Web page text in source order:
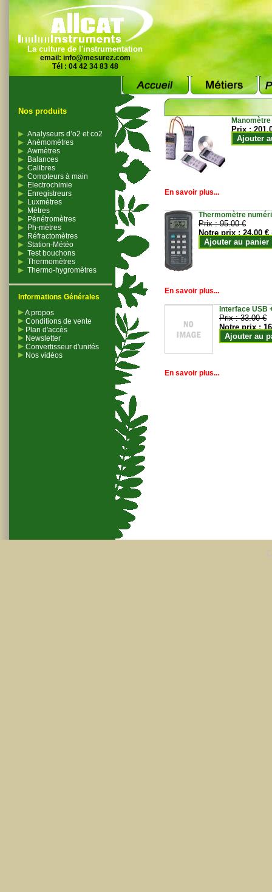
La culture de l'instrumentation
email: info@mesurez.com
Tél : 04 42 34 83 48
Nos produits
Analyseurs d’o2 et co2
Anémomètres
Awmètres
Balances
Calibres
Compteurs à main
Electrochimie
Enregistreurs
Luxmètres
Mètres
Pénétromètres
Ph-mètres
Réfractomètres
Station-Météo
Test bouchons
Thermomètres
Thermo-hygromètres
Informations Générales
A propos
Conditions de vente
Plan d'accès
Newsletter
Convertisseur d'unités
Nos vidéos
Prix :
Ajouter
En savoir plus...
Thermomètre
Prix :95.00 €
Notre prix :24.00 €
Ajouter au panier
En savoir plus...
Interface USB
Prix :33.00 €
Notre prix :
Ajouter au
En savoir plus...